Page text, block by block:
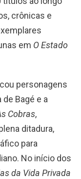
crônicas e
em O Estado
personagens
Bagé e a
Cobras,
ditadura,
para
No início dos
da Vida Privada